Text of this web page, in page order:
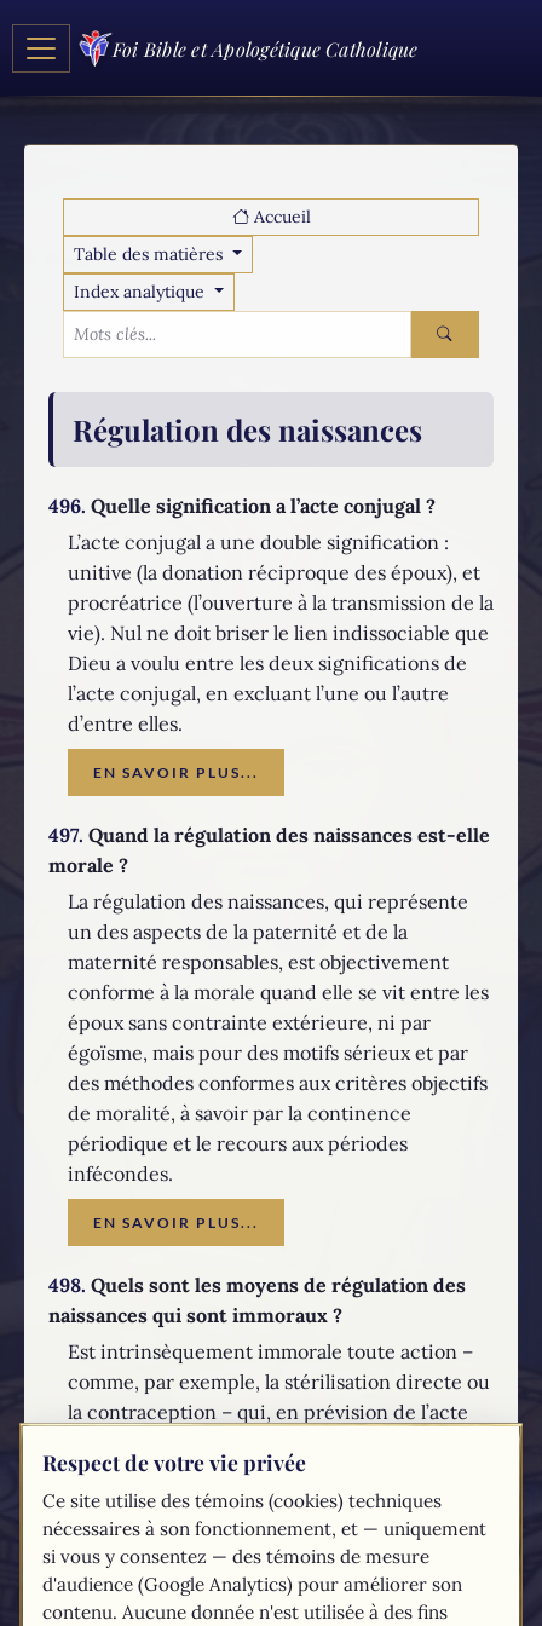
Foi Bible et Apologétique Catholique
Accueil
Table des matières
Index analytique
Régulation des naissances
496. Quelle signification a l’acte conjugal ?
L’acte conjugal a une double signification :
unitive (la donation réciproque des époux), et
procréatrice (l’ouverture à la transmission de la
vie). Nul ne doit briser le lien indissociable que
Dieu a voulu entre les deux significations de
l’acte conjugal, en excluant l’une ou l’autre
d’entre elles.
EN SAVOIR PLUS...
497. Quand la régulation des naissances est-elle
morale ?
La régulation des naissances, qui représente
un des aspects de la paternité et de la
maternité responsables, est objectivement
conforme à la morale quand elle se vit entre les
époux sans contrainte extérieure, ni par
égoïsme, mais pour des motifs sérieux et par
des méthodes conformes aux critères objectifs
de moralité, à savoir par la continence
périodique et le recours aux périodes
infécondes.
EN SAVOIR PLUS...
498. Quels sont les moyens de régulation des
naissances qui sont immoraux ?
Est intrinsèquement immorale toute action –
comme, par exemple, la stérilisation directe ou
la contraception – qui, en prévision de l’acte
ses conséquences naturelles, se propose,
comme but et comme moyen, d’empêcher la
procréation.
EN SAVOIR PLUS...
Respect de votre vie privée
Ce site utilise des témoins (cookies) techniques
nécessaires à son fonctionnement, et — uniquement
si vous y consentez — des témoins de mesure
d'audience (Google Analytics) pour améliorer son
contenu. Aucune donnée n'est utilisée à des fins